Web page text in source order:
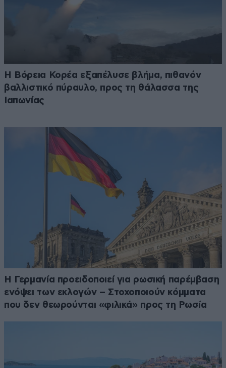
Η Βόρεια Κορέα εξαπέλυσε βλήμα, πιθανόν
βαλλιστικό πύραυλο, προς τη θάλασσα της
Ιαπωνίας
Η Γερμανία προειδοποιεί για ρωσική παρέμβαση
ενόψει των εκλογών – Στοχοποιούν κόμματα
που δεν θεωρούνται «φιλικά» προς τη Ρωσία